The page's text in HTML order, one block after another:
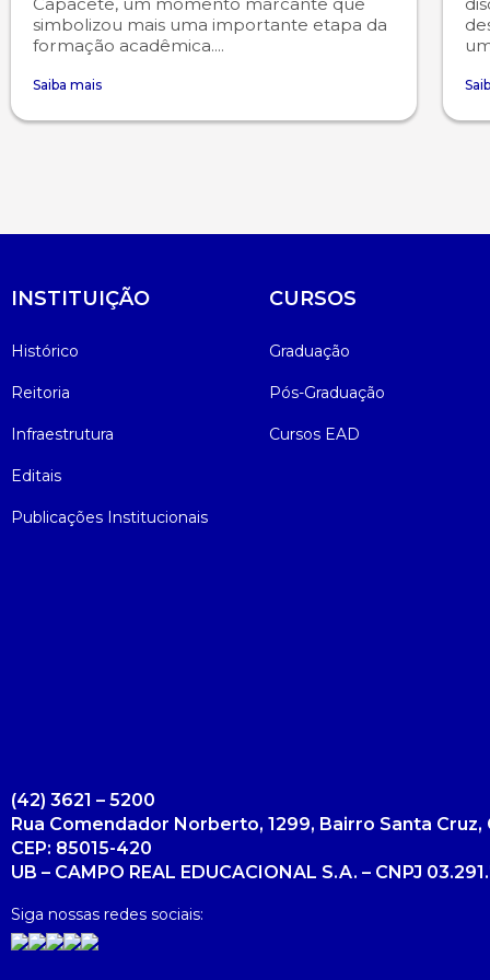
Capacete, um momento marcante que
simbolizou mais uma importante etapa da
formação acadêmica....
Saiba mais
INSTITUIÇÃO
Histórico
Reitoria
Infraestrutura
Editais
Publicações Institucionais
CURSOS
Graduação
Pós-Graduação
Cursos EAD
(42) 3621 – 5200
Rua Comendador Norberto, 1299, Bairro Santa Cruz,
CEP: 85015-420
UB – CAMPO REAL EDUCACIONAL S.A. – CNPJ
Siga nossas redes sociais:
Psicologia
Segunda Chamada
Publicações Científicas